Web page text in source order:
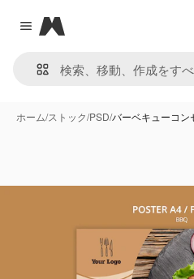
Close menu
Magnific
ホーム/ストック/PSD/バーベキューコ